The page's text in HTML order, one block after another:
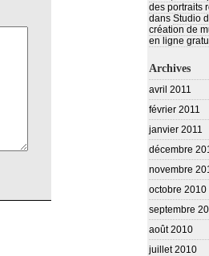
des portraits
dans Studio
création de
en ligne
Archives
avril 2011
février 2011
janvier 2011
décembre
novembre
octobre 2010
septembre
août 2010
juillet 2010